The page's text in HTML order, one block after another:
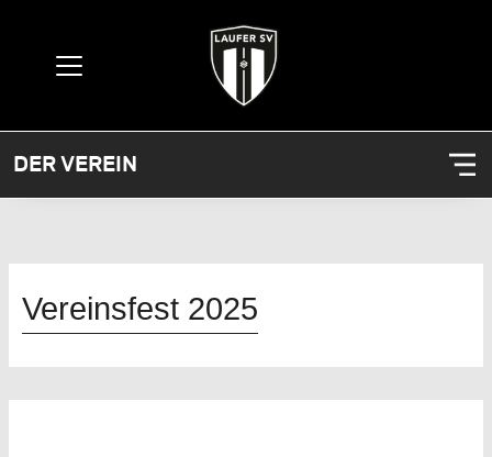
DER VEREIN
Vereinsfest 2025